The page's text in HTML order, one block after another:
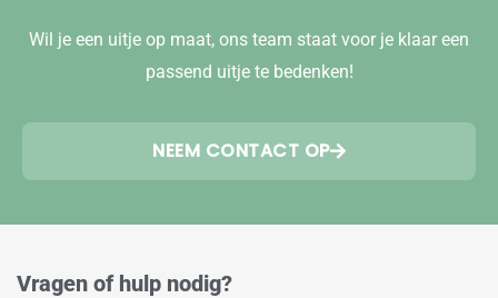
Wil je een uitje op maat, ons team staat voor je klaar een
passend uitje te bedenken!
NEEM CONTACT OP
Vragen of hulp nodig?